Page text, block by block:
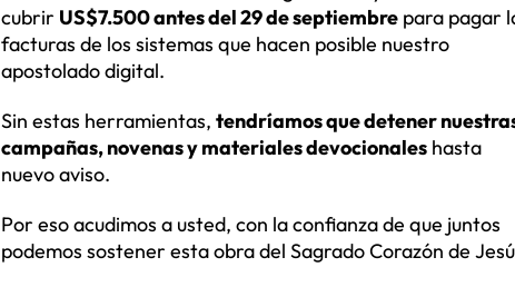
cubrir US$7.500 antes del 29 de septiembre para pagar
facturas de los sistemas que hacen posible nuestro
apostolado digital.
Sin estas herramientas, tendríamos que detener
campañas, novenas y materiales devocionales hasta
nuevo aviso.
Por eso acudimos a usted, con la confianza de que juntos
podemos sostener esta obra del Sagrado Corazón de